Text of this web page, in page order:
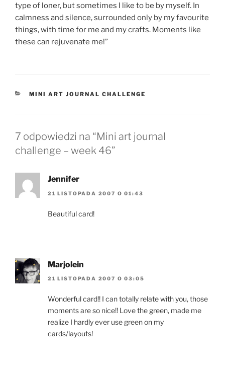
type of loner, but sometimes I like to be by myself. In
calmness and silence, surrounded only by my favourite
things, with time for me and my crafts. Moments like
these can rejuvenate me!”
KATEGORIE
MINI ART JOURNAL CHALLENGE
7 odpowiedzi na “Mini art journal
challenge – week 46”
Jennifer
21 LISTOPADA 2007 O 01:43
Beautiful card!
Marjolein
21 LISTOPADA 2007 O 03:05
Wonderful card!! I can totally relate with you, those
moments are so nice!! Love the green, made me
realize I hardly ever use green on my
cards/layouts!